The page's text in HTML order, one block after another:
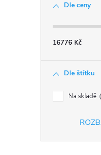
Dle ceny
16776 Kč
Dle štítku
Na skladě